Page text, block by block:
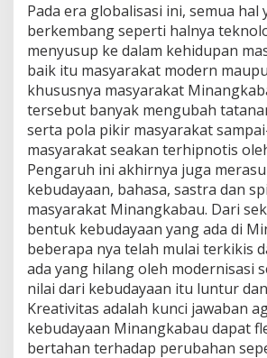
Pada era globalisasi ini, semua hal
berkembang seperti halnya
menyusup ke dalam kehidupan
baik itu masyarakat modern
khususnya masyarakat
tersebut banyak mengubah
serta pola pikir masyarakat
masyarakat seakan terhipnotis
Pengaruh ini akhirnya juga
kebudayaan, bahasa, sastra dan
masyarakat Minangkabau. Dari
bentuk kebudayaan yang ada di
beberapa nya telah mulai terkikis
ada yang hilang oleh modernisasi
nilai dari kebudayaan itu luntur
Kreativitas adalah kunci jawaban
kebudayaan Minangkabau dapat
bertahan terhadap perubahan